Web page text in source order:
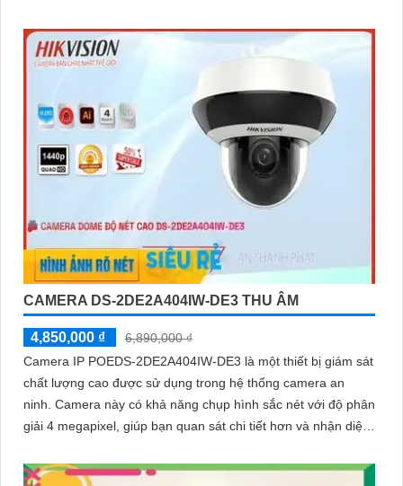
CAMERA DS-2DE2A404IW-DE3 THU ÂM
4,850,000 ₫
6,890,000 ₫
Camera IP POEDS-2DE2A404IW-DE3 là một thiết bị giám sát
chất lượng cao được sử dụng trong hệ thống camera an
ninh. Camera này có khả năng chụp hình sắc nét với độ phân
giải 4 megapixel, giúp bạn quan sát chi tiết hơn và nhận diện